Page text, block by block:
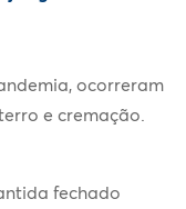
ocorreram
e cremação.
fechado